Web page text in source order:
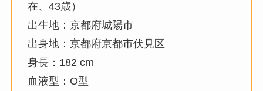
在、43歳）
出生地：京都府城陽市
出身地：京都府京都市伏見区
身長：182 cm
血液型：O型